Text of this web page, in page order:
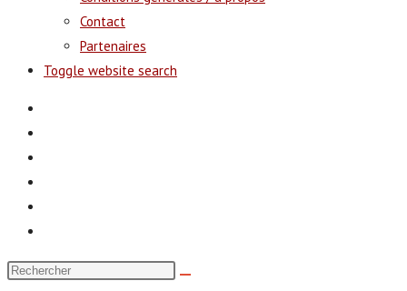
Contact
Partenaires
Toggle website search